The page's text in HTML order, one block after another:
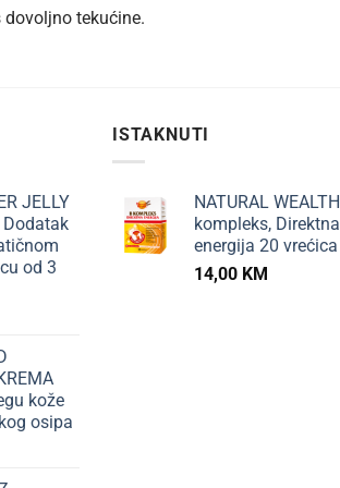
tekućine.
JELLY
Dodatak
od 3
kože
osipa
ISTAKNUTI
NATURAL
kompleks, Direktna
energija 20 vrećica
14,00 KM